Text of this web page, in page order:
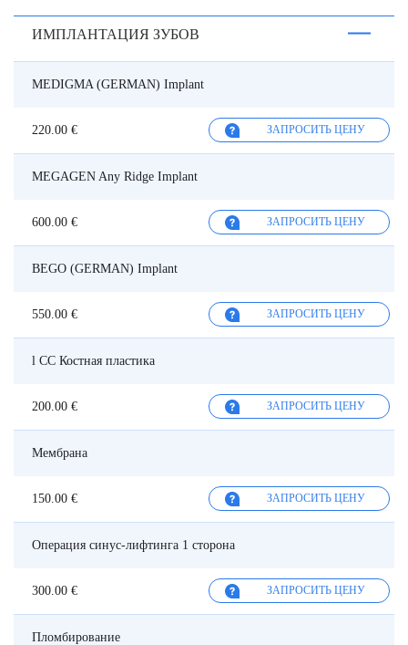
ИМПЛАНТАЦИЯ ЗУБОВ
MEDIGMA (GERMAN) Implant
220.00 € ЗАПРОСИТЬ ЦЕНУ
MEGAGEN Any Ridge Implant
600.00 € ЗАПРОСИТЬ ЦЕНУ
BEGO (GERMAN) Implant
550.00 € ЗАПРОСИТЬ ЦЕНУ
l CC Костная пластика
200.00 € ЗАПРОСИТЬ ЦЕНУ
Мембрана
150.00 € ЗАПРОСИТЬ ЦЕНУ
Операция синус-лифтинга 1 сторона
300.00 € ЗАПРОСИТЬ ЦЕНУ
Пломбирование